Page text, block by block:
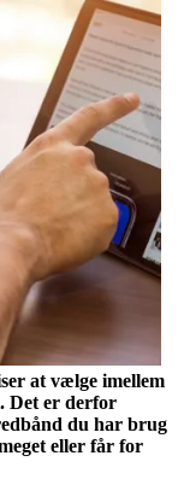
at vælge imellem
Det er derfor
du har brug
eller får for